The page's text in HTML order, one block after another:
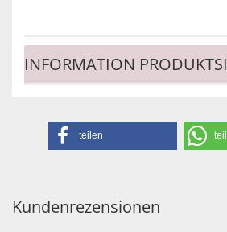
INFORMATION
teilen
Kundenrezensionen